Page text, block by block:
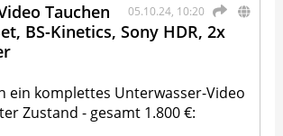
05.10.24, 10:20
Tauchen
BS-Kinetics, Sony HDR, 2x
ein komplettes Unterwasser-Video
Zustand - gesamt 1.800 €: